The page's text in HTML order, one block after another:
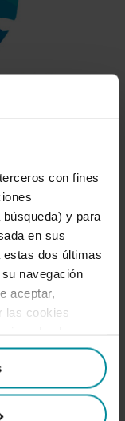
con fines
y para
en sus
estas dos últimas
navegación
aceptar,
las cookies
información, así
momento